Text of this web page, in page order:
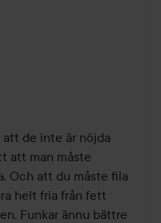
att de inte är nöjda
att man måste
Och att du måste fila
helt fria från fett
Funkar ännu bättre